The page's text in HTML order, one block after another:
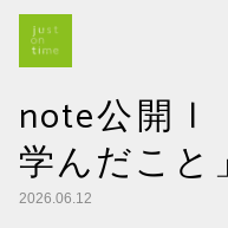
note公開 |
学んだこと」
2026.06.12